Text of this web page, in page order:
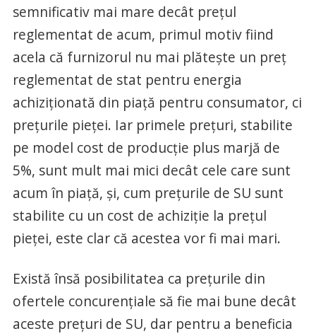
semnificativ mai mare decât prețul
reglementat de acum, primul motiv fiind
acela că furnizorul nu mai plătește un preț
reglementat de stat pentru energia
achiziționată din piață pentru consumator, ci
prețurile pieței. Iar primele prețuri, stabilite
pe model cost de producție plus marjă de
5%, sunt mult mai mici decât cele care sunt
acum în piață, și, cum prețurile de SU sunt
stabilite cu un cost de achiziție la prețul
pieței, este clar că acestea vor fi mai mari.
Există însă posibilitatea ca prețurile din
ofertele concurențiale să fie mai bune decât
aceste prețuri de SU, dar pentru a beneficia